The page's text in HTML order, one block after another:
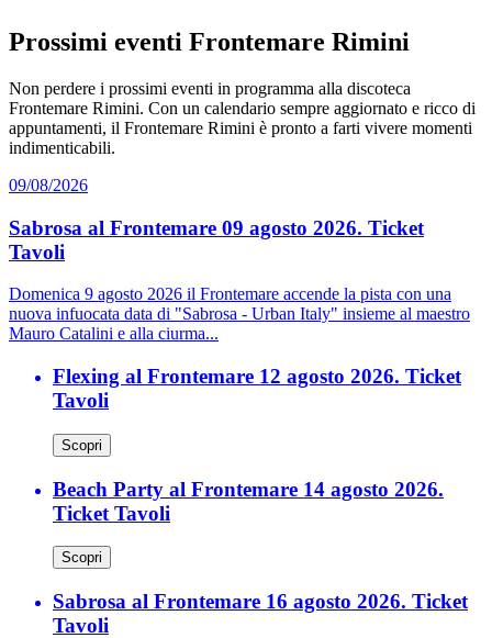
Prossimi eventi Frontemare Rimini
Non perdere i prossimi eventi in programma alla discoteca
Frontemare Rimini. Con un calendario sempre aggiornato e ricco di
appuntamenti, il Frontemare Rimini è pronto a farti vivere momenti
indimenticabili.
09/08/2026
Sabrosa al Frontemare 09 agosto 2026. Ticket
Tavoli
Domenica 9 agosto 2026 il Frontemare accende la pista con una
nuova infuocata data di "Sabrosa - Urban Italy" insieme al maestro
Mauro Catalini e alla ciurma...
Flexing al Frontemare 12 agosto 2026. Ticket
Tavoli
Scopri
Beach Party al Frontemare 14 agosto 2026.
Ticket Tavoli
Scopri
Sabrosa al Frontemare 16 agosto 2026. Ticket
Tavoli